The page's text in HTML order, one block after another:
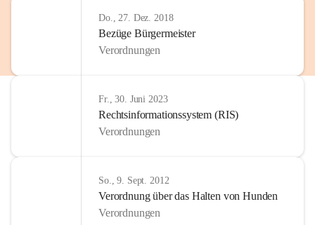
Do., 27. Dez. 2018
Bezüge Bürgermeister
Verordnungen
Fr., 30. Juni 2023
Rechtsinformationssystem (RIS)
Verordnungen
So., 9. Sept. 2012
Verordnung über das Halten von Hunden
Verordnungen